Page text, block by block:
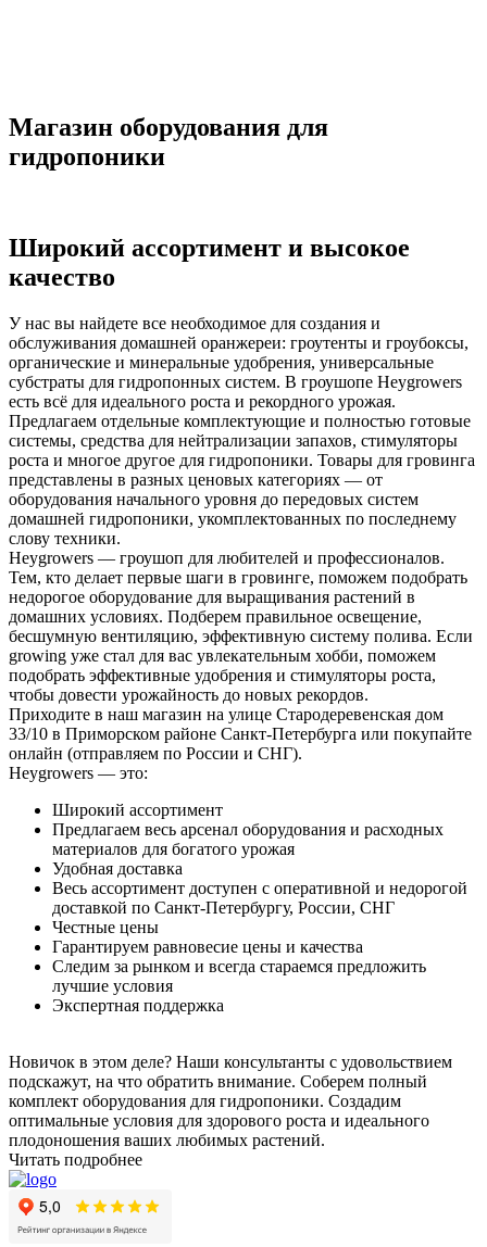
Магазин оборудования для
гидропоники
Широкий ассортимент и высокое
качество
У нас вы найдете все необходимое для создания и
обслуживания домашней оранжереи: гроутенты и гроубоксы,
органические и минеральные удобрения, универсальные
субстраты для гидропонных систем. В гроушопе Heygrowers
есть всё для идеального роста и рекордного урожая.
Предлагаем отдельные комплектующие и полностью готовые
системы, средства для нейтрализации запахов, стимуляторы
роста и многое другое для гидропоники. Товары для гровинга
представлены в разных ценовых категориях — от
оборудования начального уровня до передовых систем
домашней гидропоники, укомплектованных по последнему
слову техники.
Heygrowers — гроушоп для любителей и профессионалов.
Тем, кто делает первые шаги в гровинге, поможем подобрать
недорогое оборудование для выращивания растений в
домашних условиях. Подберем правильное освещение,
бесшумную вентиляцию, эффективную систему полива. Если
growing уже стал для вас увлекательным хобби, поможем
подобрать эффективные удобрения и стимуляторы роста,
чтобы довести урожайность до новых рекордов.
Приходите в наш магазин на улице Стародеревенская дом
33/10 в Приморском районе Санкт-Петербурга или покупайте
онлайн (отправляем по России и СНГ).
Heygrowers — это:
Широкий ассортимент
Предлагаем весь арсенал оборудования и расходных
материалов для богатого урожая
Удобная доставка
Весь ассортимент доступен с оперативной и недорогой
доставкой по Санкт-Петербургу, России, СНГ
Честные цены
Гарантируем равновесие цены и качества
Следим за рынком и всегда стараемся предложить
лучшие условия
Экспертная поддержка
Новичок в этом деле? Наши консультанты с удовольствием
подскажут, на что обратить внимание. Соберем полный
комплект оборудования для гидропоники. Создадим
оптимальные условия для здорового роста и идеального
плодоношения ваших любимых растений.
Читать подробнее